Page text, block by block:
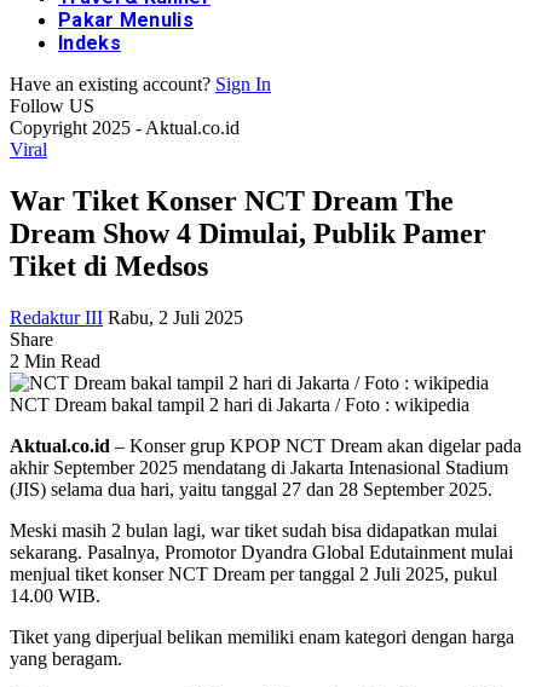
Pakar Menulis
Indeks
Have an existing account? Sign In
Follow US
Copyright 2025 - Aktual.co.id
Viral
War Tiket Konser NCT Dream The
Dream Show 4 Dimulai, Publik Pamer
Tiket di Medsos
Redaktur III Rabu, 2 Juli 2025
Share
2 Min Read
NCT Dream bakal tampil 2 hari di Jakarta / Foto : wikipedia
Aktual.co.id – Konser grup KPOP NCT Dream akan digelar pada
akhir September 2025 mendatang di Jakarta Intenasional Stadium
(JIS) selama dua hari, yaitu tanggal 27 dan 28 September 2025.
Meski masih 2 bulan lagi, war tiket sudah bisa didapatkan mulai
sekarang. Pasalnya, Promotor Dyandra Global Edutainment mulai
menjual tiket konser NCT Dream per tanggal 2 Juli 2025, pukul
14.00 WIB.
Tiket yang diperjual belikan memiliki enam kategori dengan harga
yang beragam.